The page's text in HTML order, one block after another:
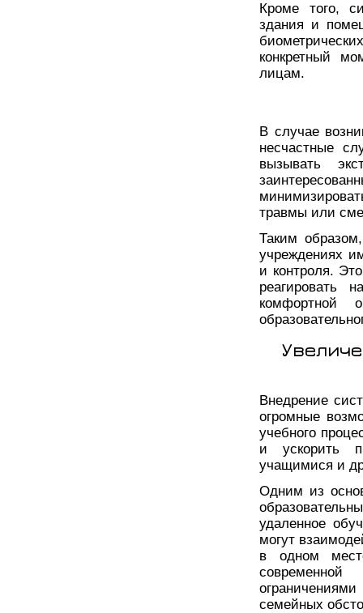
Кроме того,
здания и
конкретный
лицам.
В случае
несчастные
вызывать
травмы или
Таким
учреждениях
и контроля.
реагировать
комфортной
Внедрение
огромные
учебного
и ускорить
учащимися и
Одним из
удаленное
могут
в одном
семейных